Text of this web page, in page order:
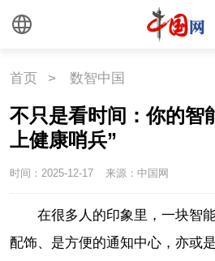
首页 > 数智中国
不只是看时间：你的智
上健康哨兵”
时间：2025-12-17 来源：中国网
在很多人的印象里，一块智
配饰、是方便的通知中心，亦或